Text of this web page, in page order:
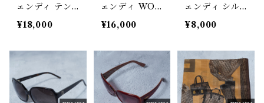
ェンディ テン
プルロゴオーバ
ルサングラス
¥18,000
ェンディ WOO
L100％ズッカ
柄フリンジマフ
¥16,000
ェンディ シル
ク100％ズッカ
柄ネクタイ blu
¥8,000